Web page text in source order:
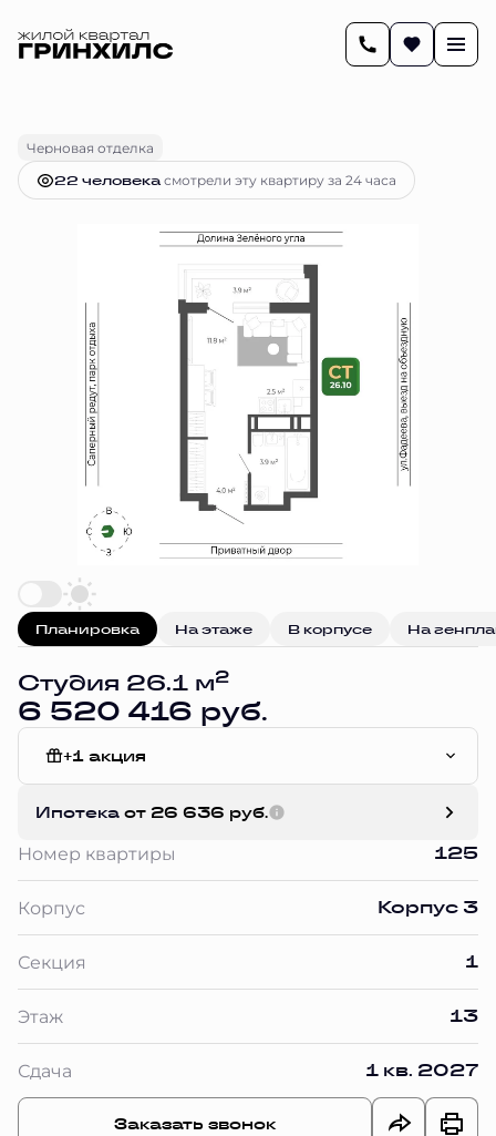
Студия26.1 м2
6 520 416 руб.
Черновая отделка
22 человекaсмотрели эту квартиру за 24 часа
Планировка На этаже В корпусе На
Студия 26.1 м2
6 520 416 руб.
+1 акция
Ипотека от 26 636 руб.
Номер квартиры 125
Корпус Корпус 3
Секция 1
Этаж 13
Сдача 1 кв. 2027
Заказать звонок